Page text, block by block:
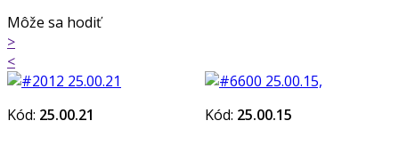
Môže sa hodiť
>
<
Kód: 25.00.21 Kód: 25.00.15